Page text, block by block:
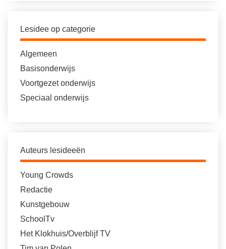
Lesidee op categorie
Algemeen
Basisonderwijs
Voortgezet onderwijs
Speciaal onderwijs
Auteurs lesideeën
Young Crowds
Redactie
Kunstgebouw
SchoolTv
Het Klokhuis/Overblijf TV